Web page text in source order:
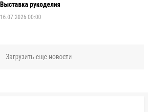
Выставка рукоделия
16.07.2026 00:00
Загрузить еще новости